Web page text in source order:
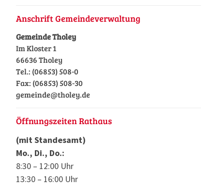
Anschrift Gemeindeverwaltung
Gemeinde Tholey
Im Kloster 1
66636 Tholey
Tel.: (06853) 508-0
Fax: (06853) 508-30
gemeinde@tholey.de
Öffnungszeiten Rathaus
(mit Standesamt)
Mo., Di., Do.:
8:30 – 12:00 Uhr
13:30 – 16:00 Uhr